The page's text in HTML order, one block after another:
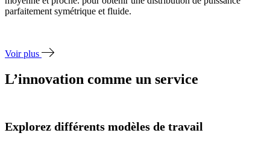
parfaitement symétrique et fluide.
Voir plus
L’innovation comme un service
Explorez différents modèles de travail